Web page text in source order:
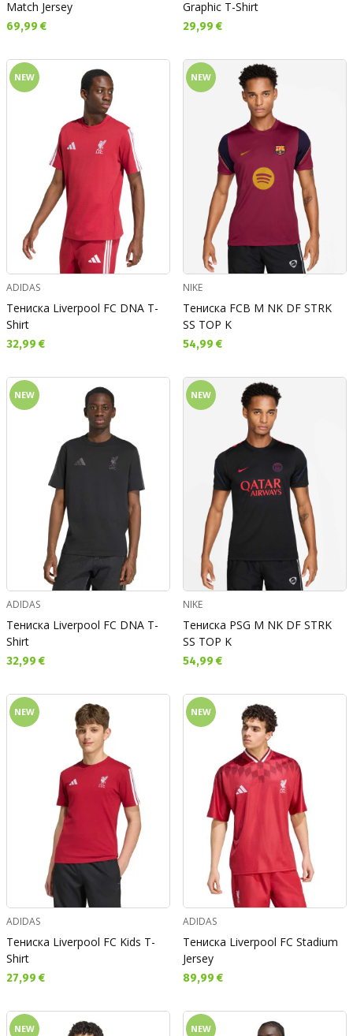
Match Jersey
Текуща цена:
69,99 €
Graphic T-Shirt
Текуща цена:
29,99 €
NEW
ADIDAS
Тениска Liverpool FC DNA T-
Shirt
Текуща цена:
32,99 €
NEW
NIKE
Тениска FCB M NK DF STRK
SS TOP K
Текуща цена:
54,99 €
NEW
ADIDAS
Тениска Liverpool FC DNA T-
Shirt
Текуща цена:
32,99 €
NEW
NIKE
Тениска PSG M NK DF STRK
SS TOP K
Текуща цена:
54,99 €
NEW
ADIDAS
Тениска Liverpool FC Kids T-
Shirt
Текуща цена:
27,99 €
NEW
ADIDAS
Тениска Liverpool FC Stadium
Jersey
Текуща цена:
89,99 €
NEW NEW